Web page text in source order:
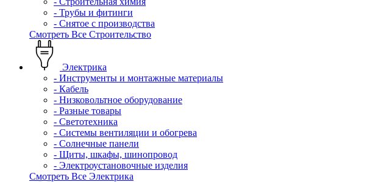
- Трубы и фитинги
- Снятое с производства
Смотреть Все Строительство
Электрика
- Инструменты и монтажные материалы
- Кабель
- Низковольтное оборудование
- Разные товары
- Светотехника
- Системы вентиляции и обогрева
- Солнечные панели
- Щиты, шкафы, шинопровод
- Электроустановочные изделия
Смотреть Все Электрика